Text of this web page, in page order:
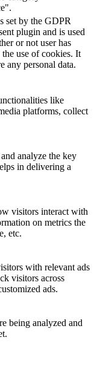
set by the GDPR
plugin and is used
or not user has
the use of cookies. It
any personal data.
like
platforms, collect
analyze the key
in delivering a
visitors interact with
on metrics the
etc.
with relevant ads
visitors across
ads.
being analyzed and